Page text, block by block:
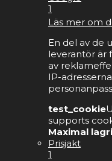
1
Läs mer om
En del av de
leverantör är
av
IP-
test_cookie
supports
Maximal
Prisjakt
1